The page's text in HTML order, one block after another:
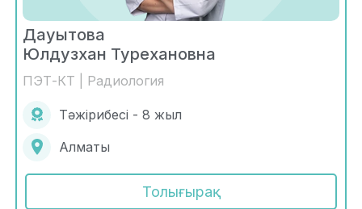
Дауытова
Юлдузхан Турехановна
ПЭТ-КТ | Радиология
Тәжірибесі - 8 жыл
Алматы
Толығырақ